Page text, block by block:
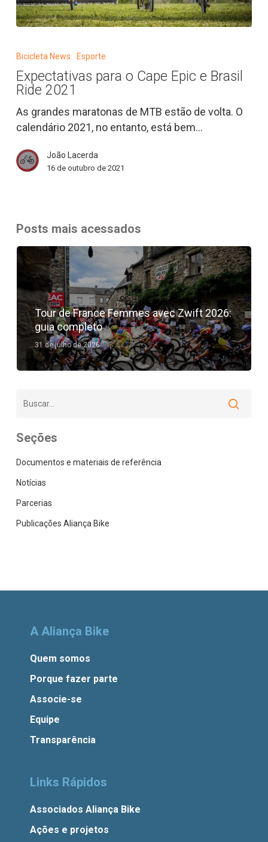
para
Cape
Epic
e
Brasil
2021
Bicicleta News Esporte
Expectativas para o Cape Epic e Brasil
Ride 2021
As grandes maratonas de MTB estão de volta. O
calendário 2021, no entanto, está bem…
João Lacerda
16 de outubro de 2021
Posts mais acessados
Tour de France Femmes avec Zwift 2026:
guia completo
31 de julho de 2026
Seções
Documentos e materiais de referência
Notícias
Parcerias
Publicações Aliança Bike
A Aliança Bike
Quem somos
Porque fazer parte
Associe-se
Equipe
Transparência
Links Rápidos
Associados Aliança Bike
Ações e projetos